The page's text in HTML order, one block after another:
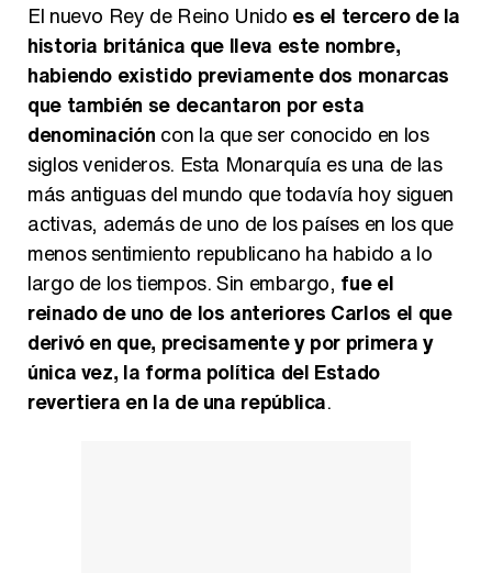
El nuevo Rey de Reino Unido es el tercero de la
historia británica que lleva este nombre,
habiendo existido previamente dos monarcas
que también se decantaron por esta
denominación con la que ser conocido en los
siglos venideros. Esta Monarquía es una de las
más antiguas del mundo que todavía hoy siguen
activas, además de uno de los países en los que
menos sentimiento republicano ha habido a lo
largo de los tiempos. Sin embargo, fue el
reinado de uno de los anteriores Carlos el que
derivó en que, precisamente y por primera y
única vez, la forma política del Estado
revertiera en la de una república.